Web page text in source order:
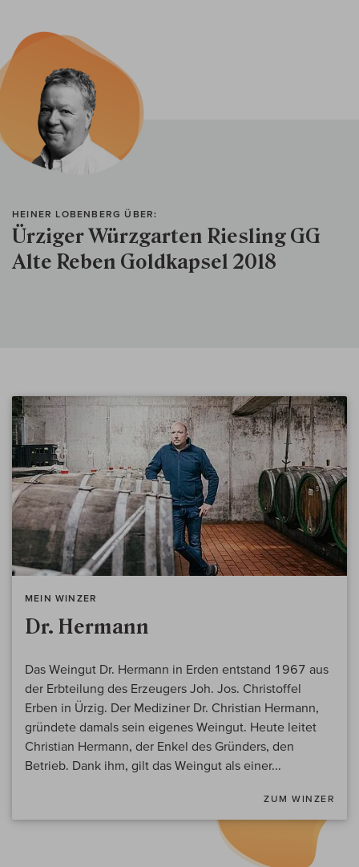
HEINER LOBENBERG ÜBER:
Ürziger Würzgarten Riesling GG
Alte Reben Goldkapsel 2018
MEIN WINZER
Dr. Hermann
Das Weingut Dr. Hermann in Erden entstand 1967 aus
der Erbteilung des Erzeugers Joh. Jos. Christoffel
Erben in Ürzig. Der Mediziner Dr. Christian Hermann,
gründete damals sein eigenes Weingut. Heute leitet
Christian Hermann, der Enkel des Gründers, den
Betrieb. Dank ihm, gilt das Weingut als einer...
ZUM WINZER